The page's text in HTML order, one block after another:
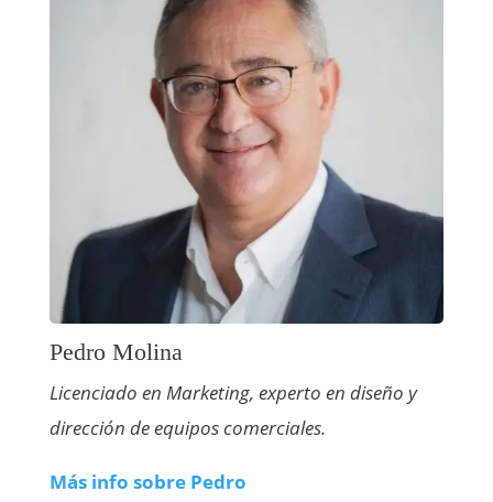
Pedro Molina
Licenciado en Marketing, experto en diseño y
dirección de equipos comerciales.
Más info sobre Pedro